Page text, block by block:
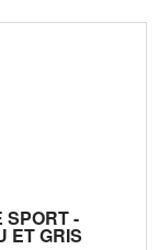
SPORT -
ET GRIS